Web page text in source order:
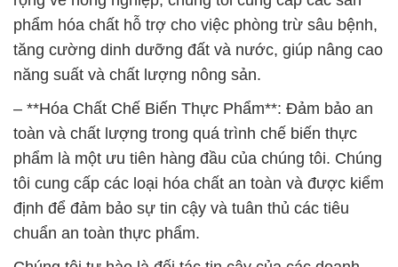
chuẩn an toàn thực phẩm.
Chúng tôi tự hào là đối tác tin cậy của các doanh
nghiệp trong nhiều ngành công nghiệp khác nhau.
Hãy để Công ty hóa chất Đắc Trường Phát giúp bạn
tối ưu hóa quy trình sản xuất và đảm bảo chất
lượng sản phẩm của bạn. Chúng tôi cam kết mang
đến dịch vụ tận tâm và sản phẩm chất lượng, đồng
hành cùng sự phát triển bền vững của doanh
nghiệp bạn.
# Kinh doanh ← cung cấp hóa chất Glyxerine |